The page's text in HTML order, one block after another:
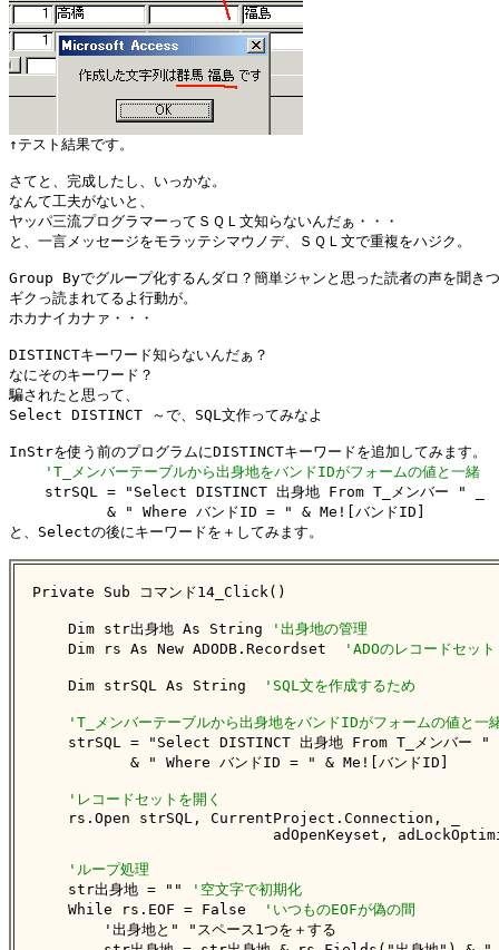
さてと、完成したし、いっかな。
なんて工夫がないと、
ヤッパ三流プログラマーってＳＱＬ文知らないんだぁ・・・
と、一言メッセージをモラッテシマウノデ、ＳＱＬ文で重複をハジク。
Group Byでグループ化するんダロ？簡単ジャンと思った読者の声を聞き
ギクっ読まれてるよ行動が。
ホカナイカナァ・・・
DISTINCTキーワード知らないんだぁ？
なにそのキーワード？
騙されたと思って、
Select DISTINCT ～で、SQL文作ってみなよ
InStrを使う前のプログラムにDISTINCTキーワードを追加してみます。
'T_メンバーテーブルから出身地をバンドIDがフォームの値と一緒
    strSQL = "Select DISTINCT 出身地 From T_メンバー " _
           & " Where バンドID = " & Me![バンドID]
と、Selectの後にキーワードを＋してみます。
Private Sub コマンド14_Click()
    Dim str出身地 As String
'出身地の管理
    Dim rs As New ADODB.Recordset
'ADOのレコードセット
    Dim strSQL As String
'SQL文を作成するため
'T_メンバーテーブルから出身地をバンドIDがフォームの値と一
strSQL = "Select DISTINCT 出身地 From T_メンバー "
           & " Where バンドID = " & Me![バンドID]
'レコードセットを開く
    rs.Open strSQL, CurrentProject.Connection, _
adOpenKeyset,
'ループ処理
    str出身地 = ""
'空文字で初期化
    While rs.EOF = False
'いつものEOFが偽の間
        '出身地と" "スペース1つを＋する